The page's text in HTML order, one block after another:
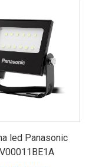
led Panasonic